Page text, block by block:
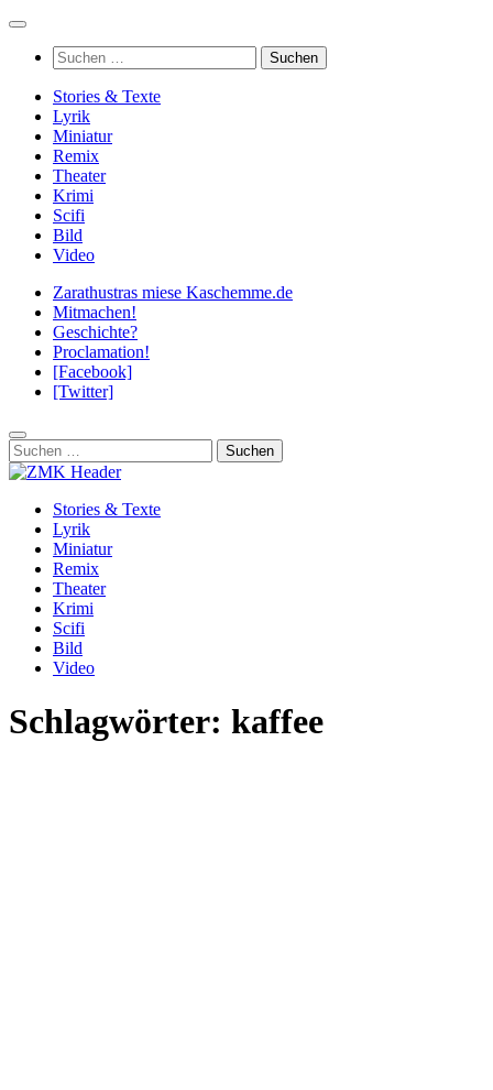
Zum
springenSuchen
nach:
Stories & Texte
Lyrik
Miniatur
Remix
Theater
Krimi
Scifi
Bild
Video
Zarathustras miese Kaschemme.de
Mitmachen!
Geschichte?
Proclamation!
[Facebook]
[Twitter]
Suchen
nach:
Stories & Texte
Lyrik
Miniatur
Remix
Theater
Krimi
Scifi
Bild
Video
Schlagwörter: kaffee